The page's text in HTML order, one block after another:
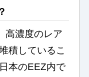
高濃度のレア
積しているこ
本のEEZ内で